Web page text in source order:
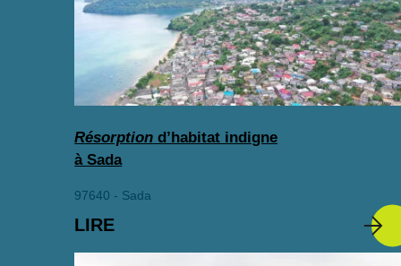
Résorption d’habitat indigne
à Sada
97640 - Sada
LIRE